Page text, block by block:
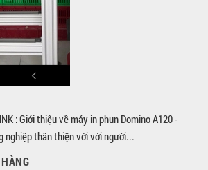
: Giới thiệu về máy in phun Domino A120 -
nghiệp thân thiện với với người...